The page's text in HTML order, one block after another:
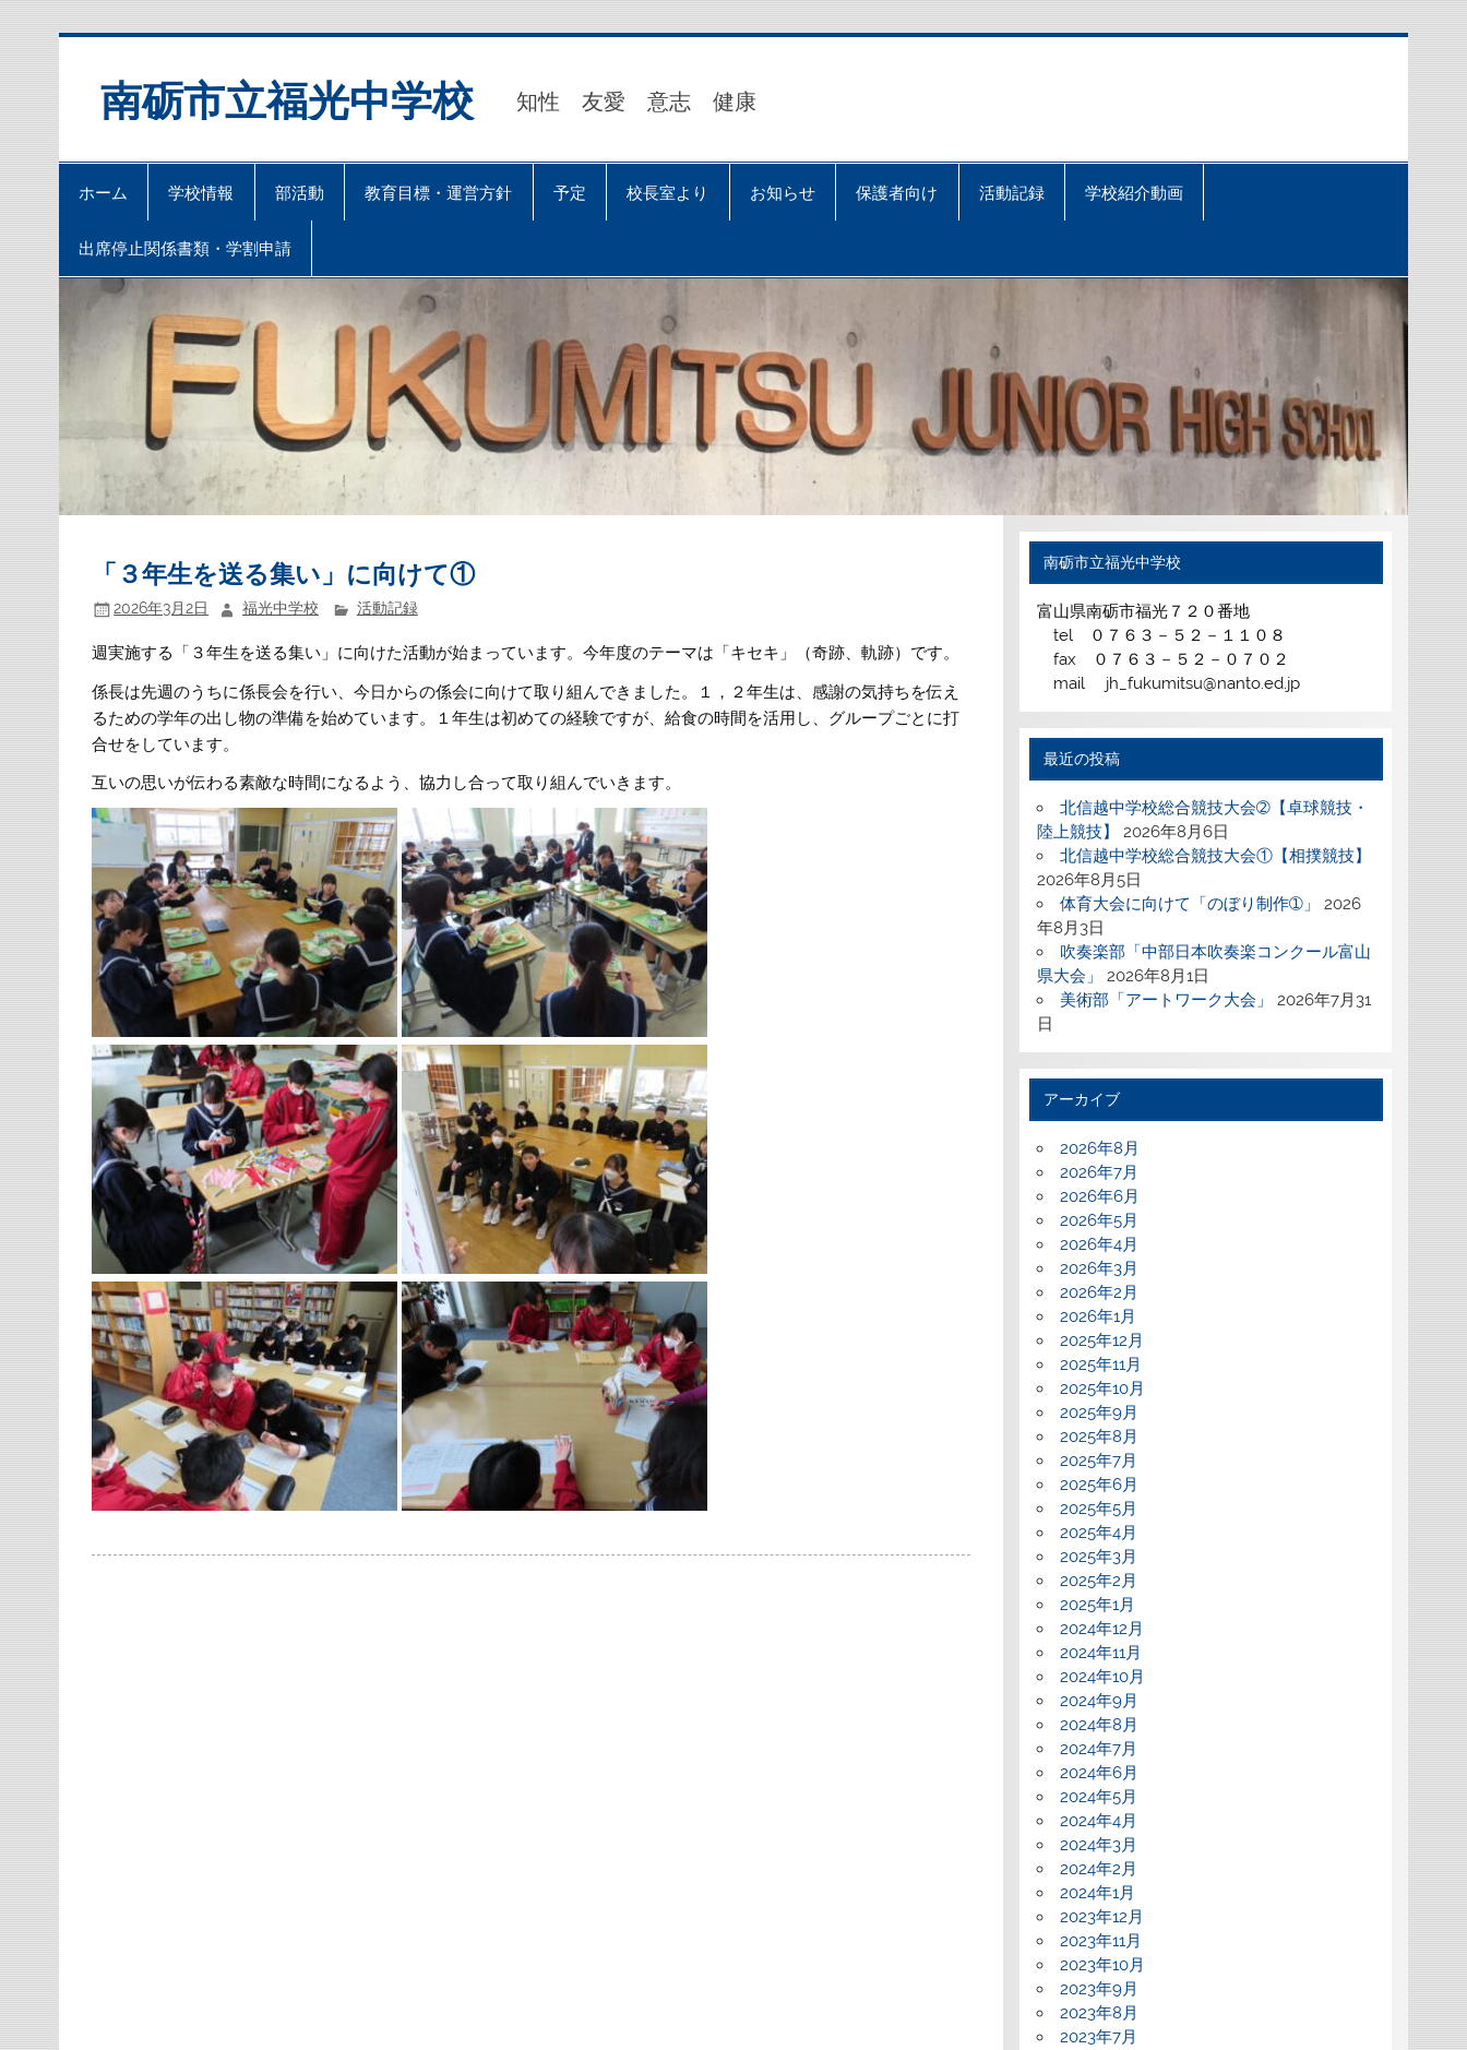
南砺市立福光中学校 知性 友愛 意志 健康
ホーム 学校情報 部活動 教育目標・運営方針 予定 校長室より お知らせ 保護者向け 活動記録 学校紹介動画
出席停止関係書類・学割申請
「３年生を送る集い」に向けて①
2026年3月2日 福光中学校 活動記録
週実施する「３年生を送る集い」に向けた活動が始まっています。今年度のテーマは「キセキ」（奇跡、軌跡）です。
係長は先週のうちに係長会を行い、今日からの係会に向けて取り組んできました。１，２年生は、感謝の気持ちを伝え
るための学年の出し物の準備を始めています。１年生は初めての経験ですが、給食の時間を活用し、グループごとに打
合せをしています。
互いの思いが伝わる素敵な時間になるよう、協力し合って取り組んでいきます。
南砺市立福光中学校
富山県南砺市福光７２０番地
tel ０７６３－５２－１１０８
fax ０７６３－５２－０７０２
mail jh_fukumitsu@nanto.ed.jp
最近の投稿
北信越中学校総合競技大会➁【卓球競技・
陸上競技】
2026年8月6日
北信越中学校総合競技大会①【相撲競技】
2026年8月5日
体育大会に向けて「のぼり制作➀」
2026
年8月3日
吹奏楽部「中部日本吹奏楽コンクール富山
県大会」
2026年8月1日
美術部「アートワーク大会」
2026年7月31
日
アーカイブ
2026年8月
2026年7月
2026年6月
2026年5月
2026年4月
2026年3月
2026年2月
2026年1月
2025年12月
2025年11月
2025年10月
2025年9月
2025年8月
2025年7月
2025年6月
2025年5月
2025年4月
2025年3月
2025年2月
2025年1月
2024年12月
2024年11月
2024年10月
2024年9月
2024年8月
2024年7月
2024年6月
2024年5月
2024年4月
2024年3月
2024年2月
2024年1月
2023年12月
2023年11月
2023年10月
2023年9月
2023年8月
2023年7月